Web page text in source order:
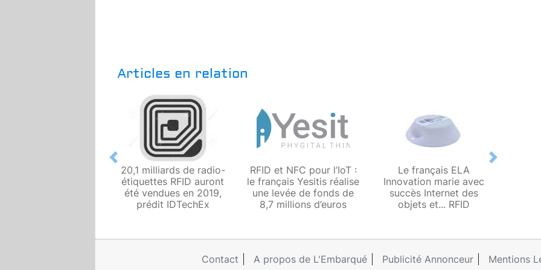
Articles en relation
20,1 milliards de radio-
étiquettes RFID auront
été vendues en 2019,
prédit IDTechEx
RFID et NFC pour l’IoT :
le français Yesitis réalise
une levée de fonds de
8,7 millions d’euros
Le français ELA
Innovation marie avec
succès Internet des
objets et... RFID
Previous Next
Contact A propos de L'Embarqué Publicité Annonceur Mentions